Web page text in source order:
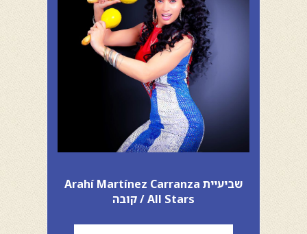
שביעיית Arahí Martínez Carranza
All Stars / קובה